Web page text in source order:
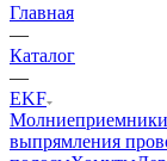
Главная
—
Каталог
—
EKF
выпрямления